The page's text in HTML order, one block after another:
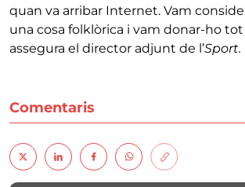
quan va arribar Internet. Vam
una cosa folklòrica i vam donar-ho
assegura el director adjunt de l’Sport.
Comentaris